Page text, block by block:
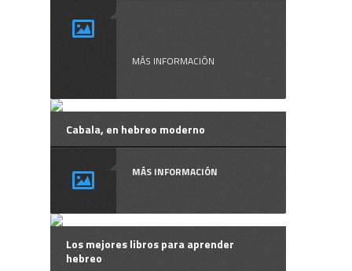
MÁS INFORMACIÓN
Cabala, en hebreo moderno
MÁS INFORMACIÓN
Los mejores libros para aprender
hebreo